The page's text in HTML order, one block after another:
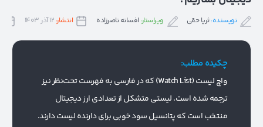
نویسنده:ثریا حقی ویراستار: افسانه ناصرزاده انتشار:
چکیده مطلب:
واچ لیست (Watch List) که در فارسی به فهرست تحت‌نظر نیز
ترجمه شده است، لیستی متشکل از تعدادی ارز دیجیتال
منتخب است که پتانسیل سود خوبی برای دارنده لیست دارند.